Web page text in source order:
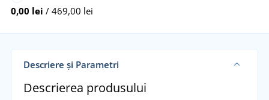
0,00 lei / 469,00 lei
Descriere și Parametri
Descrierea produsului